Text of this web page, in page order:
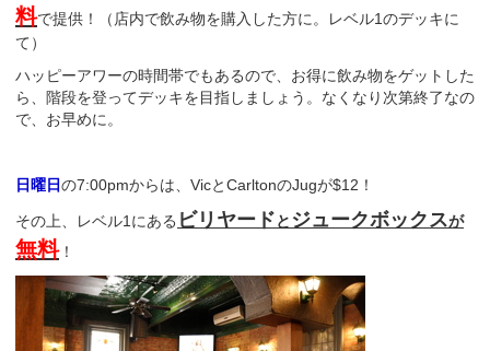
料で提供！（店内で飲み物を購入した方に。レベル1のデッキに
て）
ハッピーアワーの時間帯でもあるので、お得に飲み物をゲットした
ら、階段を登ってデッキを目指しましょう。なくなり次第終了なの
で、お早めに。
日曜日の7:00pmからは、VicとCarltonのJugが$12！
その上、レベル1にある ビリヤードと ジュークボックスが
無料！